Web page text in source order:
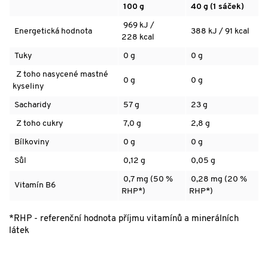
100 g 40 g (1 sáček)
Energetická hodnota
969 kJ /
228 kcal
388 kJ / 91 kcal
Tuky 0 g 0 g
Z toho nasycené mastné
kyseliny
0 g 0 g
Sacharidy 57 g 23 g
Z toho cukry 7,0 g 2,8 g
Bílkoviny 0 g 0 g
Sůl 0,12 g 0,05 g
Vitamín B6
0,7 mg (50 %
RHP*)
0,28 mg (20 %
RHP*)
*RHP - referenční hodnota příjmu vitamínů a minerálních
látek